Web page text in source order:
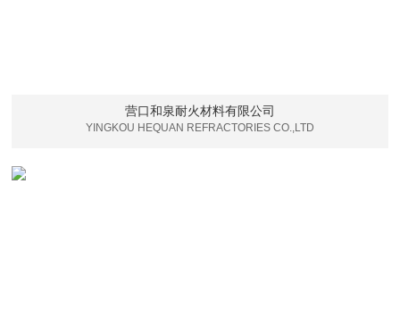
营口和泉耐火材料有限公司
YINGKOU HEQUAN REFRACTORIES CO.,LTD